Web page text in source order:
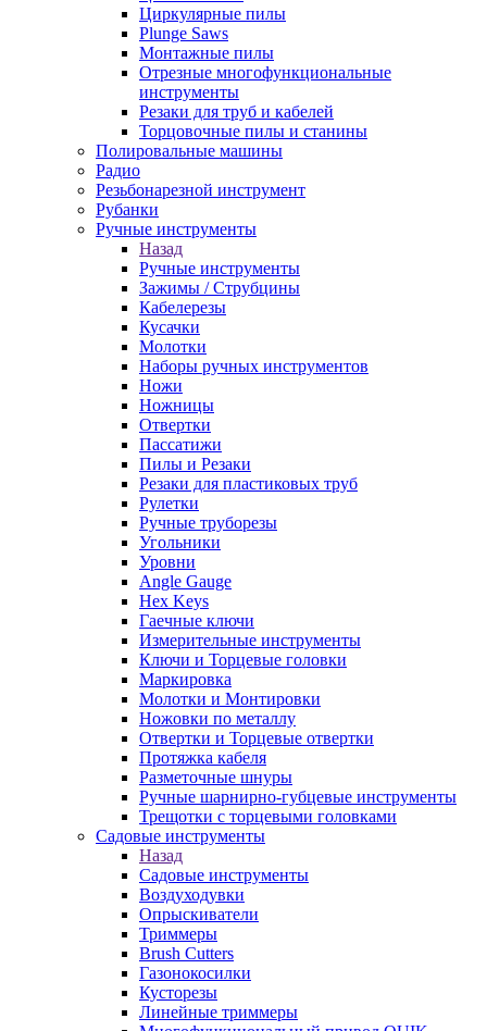
Циркулярные пилы
Plunge Saws
Монтажные пилы
Отрезные многофункциональные
инструменты
Резаки для труб и кабелей
Торцовочные пилы и станины
Полировальные машины
Радио
Резьбонарезной инструмент
Рубанки
Ручные инструменты
Назад
Ручные инструменты
Зажимы / Струбцины
Кабелерезы
Кусачки
Молотки
Наборы ручных инструментов
Ножи
Ножницы
Отвертки
Пассатижи
Пилы и Резаки
Резаки для пластиковых труб
Рулетки
Ручные труборезы
Угольники
Уровни
Angle Gauge
Hex Keys
Гаечные ключи
Измерительные инструменты
Ключи и Торцевые головки
Маркировка
Молотки и Монтировки
Ножовки по металлу
Отвертки и Торцевые отвертки
Протяжка кабеля
Разметочные шнуры
Ручные шарнирно-губцевые инструменты
Трещотки с торцевыми головками
Садовые инструменты
Назад
Садовые инструменты
Воздуходувки
Опрыскиватели
Триммеры
Brush Cutters
Газонокосилки
Кусторезы
Линейные триммеры